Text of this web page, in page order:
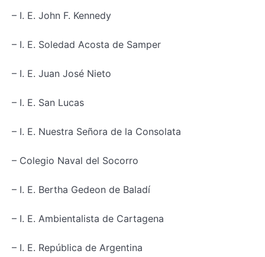
– I. E. John F. Kennedy
– I. E. Soledad Acosta de Samper
– I. E. Juan José Nieto
– I. E. San Lucas
– I. E. Nuestra Señora de la Consolata
– Colegio Naval del Socorro
– I. E. Bertha Gedeon de Baladí
– I. E. Ambientalista de Cartagena
– I. E. República de Argentina